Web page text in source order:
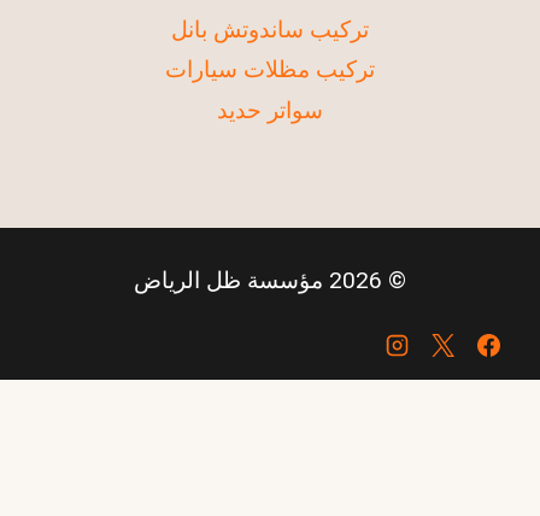
تركيب ساندوتش بانل
تركيب مظلات سيارات
سواتر حديد
© 2026 مؤسسة ظل الرياض